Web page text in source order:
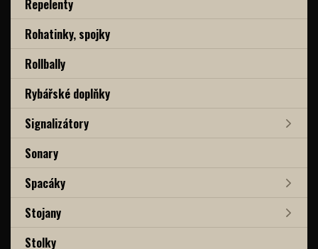
Repelenty
Rohatinky, spojky
Rollbally
Rybářské doplňky
Signalizátory
Sonary
Spacáky
Stojany
Stolky